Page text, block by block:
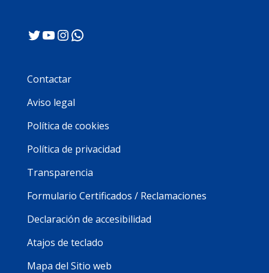
Twitter
YouTube
Instagram
WhatsApp
Contactar
Aviso legal
Política de cookies
Política de privacidad
Transparencia
Formulario Certificados / Reclamaciones
Declaración de accesibilidad
Atajos de teclado
Mapa del Sitio web